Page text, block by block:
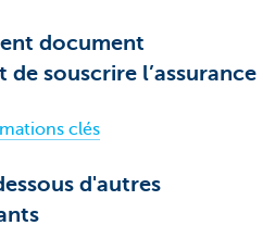
document
souscrire l’assurance
clés
d'autres